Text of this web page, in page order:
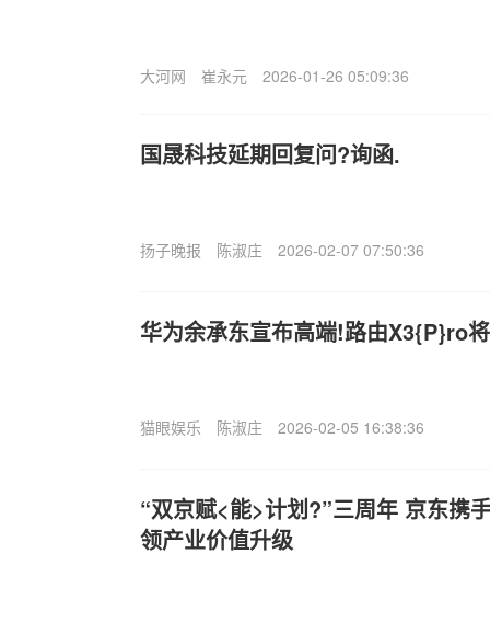
大河网 崔永元 2026-01-26 05:09:36
国晟科技延期回复问?询函.
扬子晚报 陈淑庄 2026-02-07 07:50:36
华为余承东宣布高端!路由X3{P}ro
猫眼娱乐 陈淑庄 2026-02-05 16:38:36
“双京赋<能>计划?”三周年 京东携
领产业价值升级